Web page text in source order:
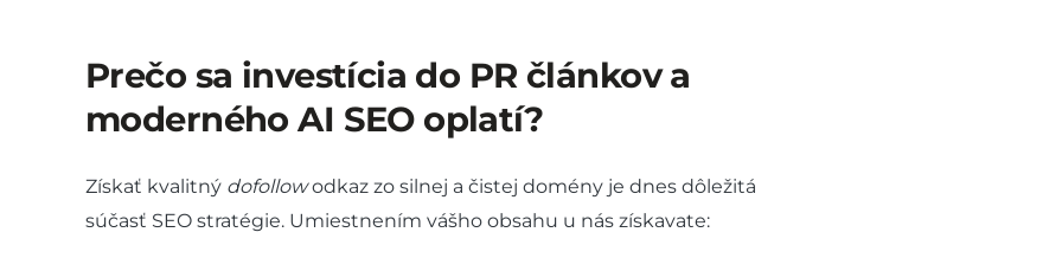
Prečo sa investícia do PR článkov a
moderného AI SEO oplatí?
Získať kvalitný dofollowodkaz zo silnej a čistej domény je dnes dôležitá
súčasť SEO stratégie. Umiestnením vášho obsahu u nás získavate: